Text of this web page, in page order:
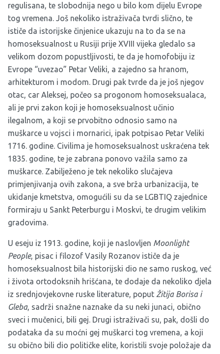
regulisana, te slobodnija nego u bilo kom dijelu Evrope
tog vremena. Još nekoliko istraživača tvrdi slično, te
ističe da istorijske činjenice ukazuju na to da se na
homoseksualnost u Rusiji prije XVIII vijeka gledalo sa
velikom dozom popustljivosti, te da je homofobiju iz
Evrope “uvezao” Petar Veliki, a zajedno sa hranom,
arhitekturom i modom. Drugi pak tvrde da je još njegov
otac, car Aleksej, počeo sa progonom homoseksualaca,
ali je prvi zakon koji je homoseksualnost učinio
ilegalnom, a koji se prvobitno odnosio samo na
muškarce u vojsci i mornarici, ipak potpisao Petar Veliki
1716. godine. Civilima je homoseksualnost uskraćena tek
1835. godine, te je zabrana ponovo važila samo za
muškarce. Zabilježeno je tek nekoliko slučajeva
primjenjivanja ovih zakona, a sve brža urbanizacija, te
ukidanje kmetstva, omogućili su da se LGBTIQ zajednice
formiraju u Sankt Peterburgu i Moskvi, te drugim velikim
gradovima.
U eseju iz 1913. godine, koji je naslovljen Moonlight
People, pisac i filozof Vasily Rozanov ističe da je
homoseksualnost bila historijski dio ne samo ruskog, već
i života ortodoksnih hrišćana, te dodaje da nekoliko djela
iz srednjovjekovne ruske literature, poput Žitija Borisa i
Gleba, sadrži snažne naznake da su neki junaci, obično
sveci i mučenici, bili gej. Drugi istraživači su, pak, došli do
podataka da su moćni gej muškarci tog vremena, a koji
su obično bili dio političke elite, koristili svoje položaje da